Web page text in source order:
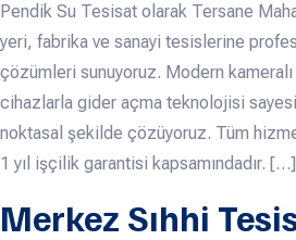
Pendik Su Tesisat olarak Tersane
yeri, fabrika ve sanayi tesislerine
çözümleri sunuyoruz. Modern
cihazlarla gider açma teknolojisi
noktasal şekilde çözüyoruz. Tüm
1 yıl işçilik garantisi kapsamındadır. […]
Merkez Sıhhi